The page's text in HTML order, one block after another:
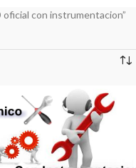
con instrumentacion”